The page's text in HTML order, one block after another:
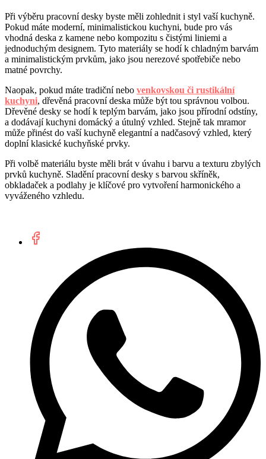
Při výběru pracovní desky byste měli zohlednit i styl vaší kuchyně.
Pokud máte moderní, minimalistickou kuchyni, bude pro vás
vhodná deska z kamene nebo kompozitu s čistými liniemi a
jednoduchým designem. Tyto materiály se hodí k chladným barvám
a minimalistickým prvkům, jako jsou nerezové spotřebiče nebo
matné povrchy.
Naopak, pokud máte tradiční nebo venkovskou či rustikální
kuchyni, dřevěná pracovní deska může být tou správnou volbou.
Dřevěné desky se hodí k teplým barvám, jako jsou přírodní odstíny,
a dodávají kuchyni domácký a útulný vzhled. Stejně tak mramor
může přinést do vaší kuchyně elegantní a nadčasový vzhled, který
doplní klasické kuchyňské prvky.
Při volbě materiálu byste měli brát v úvahu i barvu a texturu zbylých
prvků kuchyně. Sladění pracovní desky s barvou skříněk,
obkladaček a podlahy je klíčové pro vytvoření harmonického a
vyváženého vzhledu.